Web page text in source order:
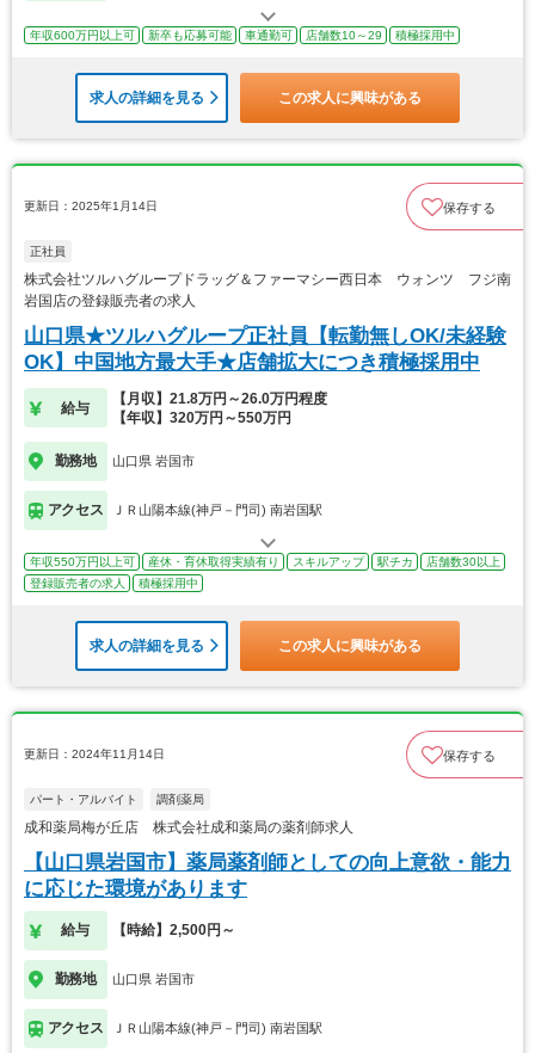
年収600万円以上可 新卒も応募可能 車通勤可 店舗数10～29 積極採用中
求人の詳細を見る この求人に興味がある
更新日：2025年1月14日 保存する
正社員
株式会社ツルハグループドラッグ＆ファーマシー西日本 ウォンツ フジ南
岩国店の登録販売者の求人
山口県★ツルハグループ正社員【転勤無しOK/未経験
OK】中国地方最大手★店舗拡大につき積極採用中
給与
【月収】21.8万円～26.0万円程度
【年収】320万円～550万円
勤務地 山口県 岩国市
アクセス ＪＲ山陽本線(神戸－門司) 南岩国駅
年収550万円以上可 産休・育休取得実績有り スキルアップ 駅チカ
店舗数30以上
登録販売者の求人
積極採用中
求人の詳細を見る この求人に興味がある
更新日：2024年11月14日 保存する
パート・アルバイト 調剤薬局
成和薬局梅が丘店 株式会社成和薬局の薬剤師求人
【山口県岩国市】薬局薬剤師としての向上意欲・能力
に応じた環境があります
給与 【時給】2,500円～
勤務地 山口県 岩国市
アクセス ＪＲ山陽本線(神戸－門司) 南岩国駅